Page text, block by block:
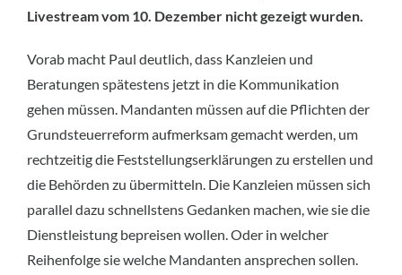
Livestream vom 10. Dezember nicht gezeigt wurden.
Vorab macht Paul deutlich, dass Kanzleien und
Beratungen spätestens jetzt in die Kommunikation
gehen müssen. Mandanten müssen auf die Pflichten der
Grundsteuerreform aufmerksam gemacht werden, um
rechtzeitig die Feststellungserklärungen zu erstellen und
die Behörden zu übermitteln. Die Kanzleien müssen sich
parallel dazu schnellstens Gedanken machen, wie sie die
Dienstleistung bepreisen wollen. Oder in welcher
Reihenfolge sie welche Mandanten ansprechen sollen.